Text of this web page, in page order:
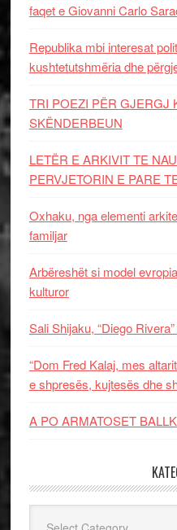
faqet e Giovanni Carlo
Republika mbi interesat
kushtetutshmëria dhe
TRI POEZI PËR GJERGJ
SKËNDERBEUN
LETËR E ARKIVIT TE
PERVJETORIN E PARE
Oxhaku, nga elementi
familjar
Arbëreshët si model
kulturor
Sali Shijaku, “Diego
“Dom Fred Kalaj, mes
e shpresës, kujtesës dhe
A PO ARMATOSET